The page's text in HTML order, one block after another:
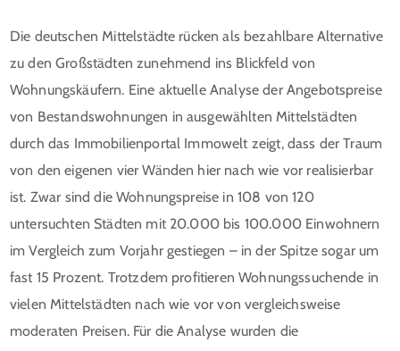
Die deutschen Mittelstädte rücken als bezahlbare Alternative
zu den Großstädten zunehmend ins Blickfeld von
Wohnungskäufern. Eine aktuelle Analyse der Angebotspreise
von Bestandswohnungen in ausgewählten Mittelstädten
durch das Immobilienportal Immowelt zeigt, dass der Traum
von den eigenen vier Wänden hier nach wie vor realisierbar
ist. Zwar sind die Wohnungspreise in 108 von 120
untersuchten Städten mit 20.000 bis 100.000 Einwohnern
im Vergleich zum Vorjahr gestiegen – in der Spitze sogar um
fast 15 Prozent. Trotzdem profitieren Wohnungssuchende in
vielen Mittelstädten nach wie vor von vergleichsweise
moderaten Preisen. Für die Analyse wurden die